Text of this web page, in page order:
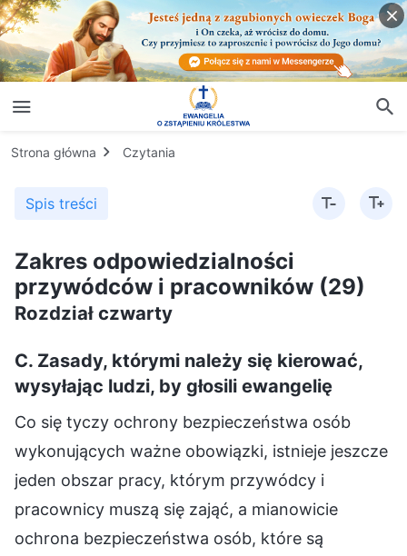
Strona główna Czytania
Spis treści
Zakres odpowiedzialności
przywódców i pracowników (29)
Rozdział czwarty
C. Zasady, którymi należy się kierować,
wysyłając ludzi, by głosili ewangelię
Co się tyczy ochrony bezpieczeństwa osób
wykonujących ważne obowiązki, istnieje jeszcze
jeden obszar pracy, którym przywódcy i
pracownicy muszą się zająć, a mianowicie
ochrona bezpieczeństwa osób, które są